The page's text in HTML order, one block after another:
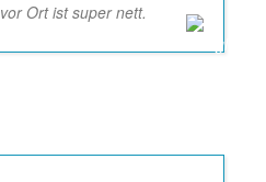
Ort ist super nett.